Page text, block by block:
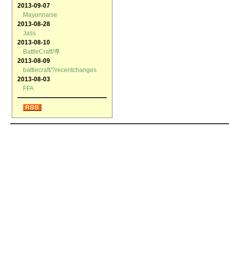
2013-09-07
Mayonnaise
2013-08-28
Jass
2013-08-10
BattleCraft/導
2013-08-09
battlecraft/?recentchanges
2013-08-03
FFA